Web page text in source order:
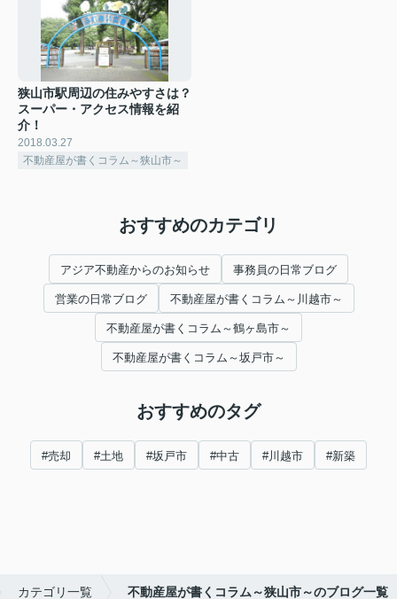
狭山市駅周辺の住みやすさは？
スーパー・アクセス情報を紹
介！
2018.03.27
不動産屋が書くコラム～狭山市～
おすすめのカテゴリ
アジア不動産からのお知らせ 事務員の日常ブログ
営業の日常ブログ 不動産屋が書くコラム～川越市～
不動産屋が書くコラム～鶴ヶ島市～
不動産屋が書くコラム～坂戸市～
おすすめのタグ
#売却 #土地 #坂戸市 #中古 #川越市 #新築
カテゴリ一覧 不動産屋が書くコラム～狭山市～のブログ一覧